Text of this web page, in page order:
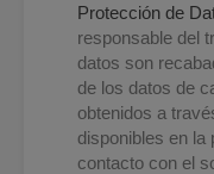
Protección de
responsable del
datos son
de los datos de
obtenidos a
disponibles en la
contacto con el